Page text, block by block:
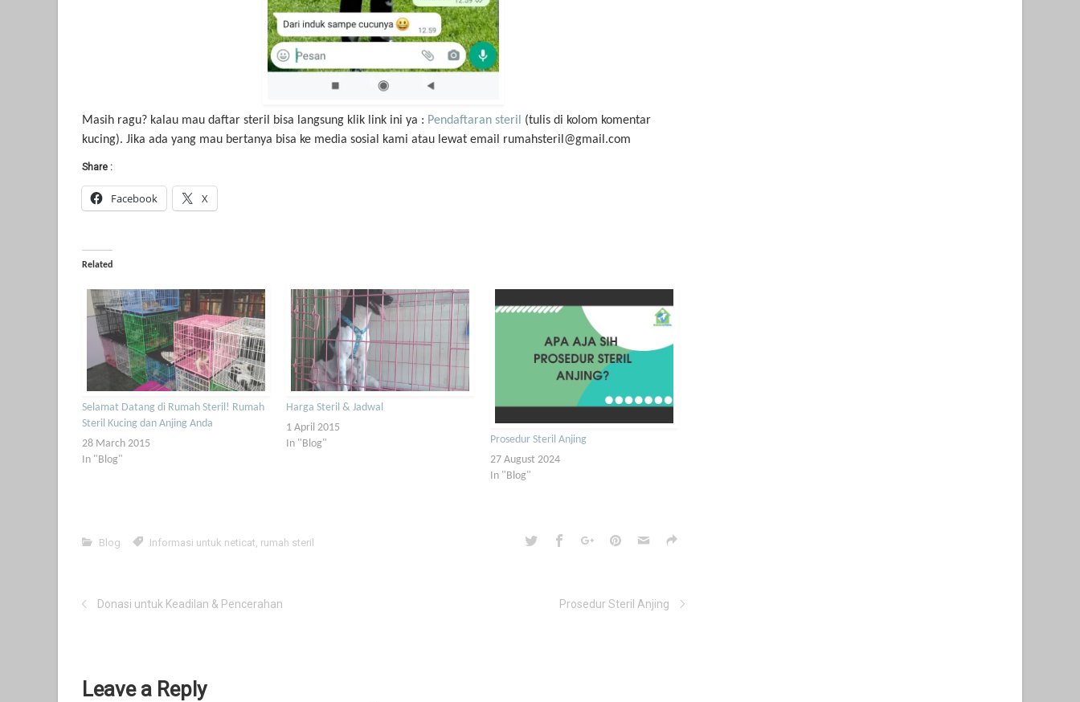
Masih ragu? kalau mau daftar steril bisa langsung klik link ini ya : Pendaftaran steril
(tulis di kolom komentar
kucing). Jika ada yang mau bertanya bisa ke media sosial kami atau lewat email rumahsteril@gmail.com
Share :
Facebook X
Related
Selamat Datang di Rumah Steril! Rumah
Steril Kucing dan Anjing Anda
28 March 2015
In "Blog"
Harga Steril & Jadwal
1 April 2015
In "Blog"
Prosedur Steril Anjing
27 August 2024
In "Blog"
Blog Informasi untuk neticat rumah steril
Donasi untuk Keadilan & Pencerahan Prosedur Steril Anjing
Leave a Reply